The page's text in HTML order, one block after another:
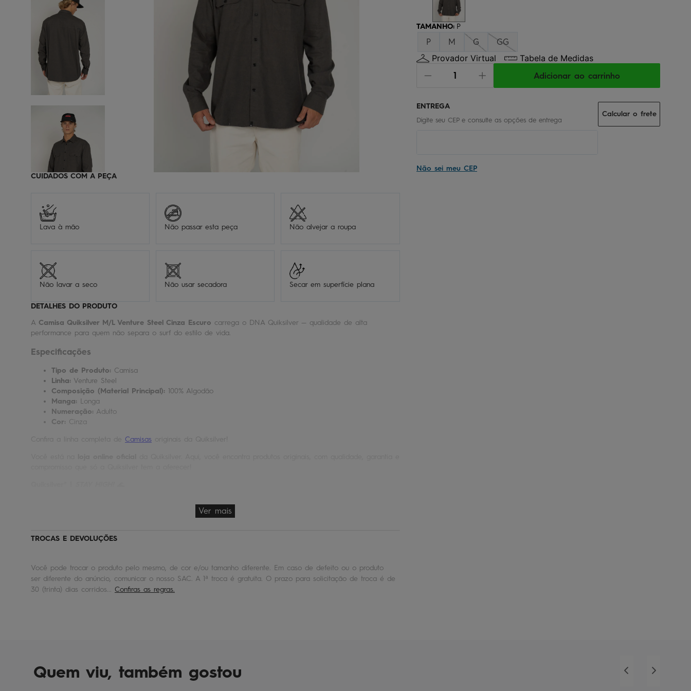
CUIDADOS COM A PEÇA
Lava à mão Não passar esta peça Não alvejar a roupa
Não lavar a seco Não usar secadora Secar em superfície plana
DETALHES DO PRODUTO
A Camisa Quiksilver M/L Venture Steel Cinza Escuro carrega o DNA Quiksilver — qualidade de alta
performance para quem não separa o surf do estilo de vida.
Especificações
Tipo de Produto: Camisa
Linha: Venture Steel
Composição (Material Principal): 100% Algodão
Manga: Longa
Numeração: Adulto
Cor: Cinza
Camisas
Ver mais
TROCAS E DEVOLUÇÕES
Você pode trocar o produto pelo mesmo, de cor e/ou tamanho diferente. Em caso de defeito ou o produto
ser diferente do anúncio, comunicar o nosso SAC. A 1ª troca é gratuita. O prazo para solicitação de troca é de
30 (trinta) dias corridos... Confiras as regras.
TAMANHO: P
P M G GG
Provador Virtual Tabela de Medidas
Adicionar ao carrinho
Não sei meu CEP
Calcular o frete
Quem viu, também gostou
10º